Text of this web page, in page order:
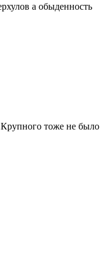
а обыденность
тоже не было